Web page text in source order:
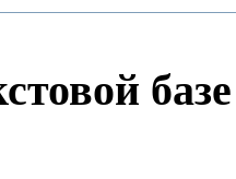
базе